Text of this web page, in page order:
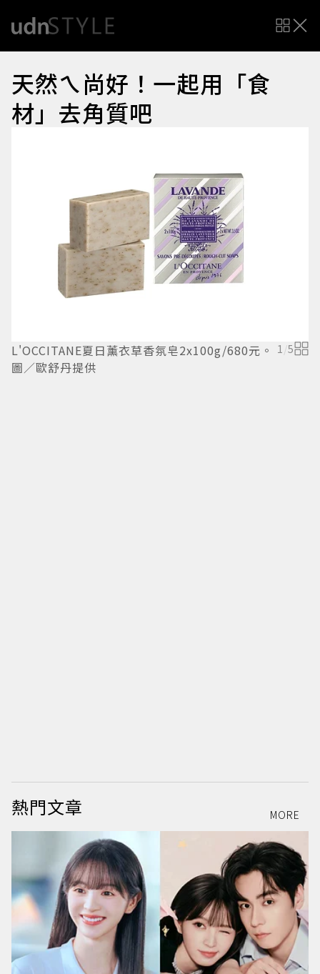
天然ㄟ尚好！一起用「食
材」去角質吧
L'OCCITANE夏日薰衣草香氛皂2x100g/680元。
圖／歐舒丹提供
1/5
熱門文章 MORE